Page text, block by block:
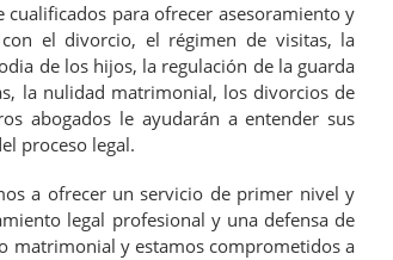
para ofrecer asesoramiento y
el divorcio, el régimen de visitas, la
de los hijos, la regulación de la guarda
la nulidad matrimonial, los divorcios de
abogados le ayudarán a entender sus
proceso legal.
a ofrecer un servicio de primer nivel y
legal profesional y una defensa de
matrimonial y estamos comprometidos a